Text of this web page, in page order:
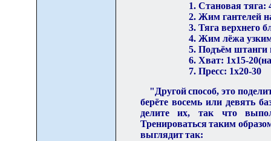
1. Становая тяга:
2. Жим гантелей
3. Тяга верхнего
4. Жим лёжа
5. Подъём штанги
6. Хват: 1х15-
7. Пресс: 1х20-30
"Другой способ, это
берёте восемь или девять
делите их, так что
Тренироваться таким
выглядит так: